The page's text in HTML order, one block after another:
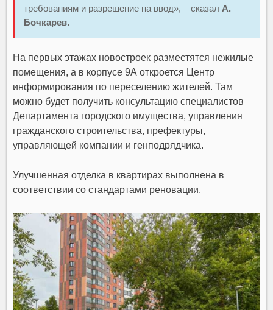
требованиям и разрешение на ввод», – сказал А.
Бочкарев.
На первых этажах новостроек разместятся нежилые
помещения, а в корпусе 9А откроется Центр
информирования по переселению жителей. Там
можно будет получить консультацию специалистов
Департамента городского имущества, управления
гражданского строительства, префектуры,
управляющей компании и генподрядчика.
Улучшенная отделка в квартирах выполнена в
соответствии со стандартами реновации.